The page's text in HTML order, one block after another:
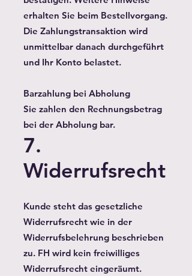
erhalten Sie beim Bestellvorgang.
Die Zahlungstransaktion wird
unmittelbar danach durchgeführt
und Ihr Konto belastet.
Barzahlung bei Abholung
Sie zahlen den Rechnungsbetrag
bei der Abholung bar.
7.
Widerrufsrecht
Kunde steht das gesetzliche
Widerrufsrecht wie in der
Widerrufsbelehrung beschrieben
zu. FH wird kein freiwilliges
Widerrufsrecht eingeräumt.